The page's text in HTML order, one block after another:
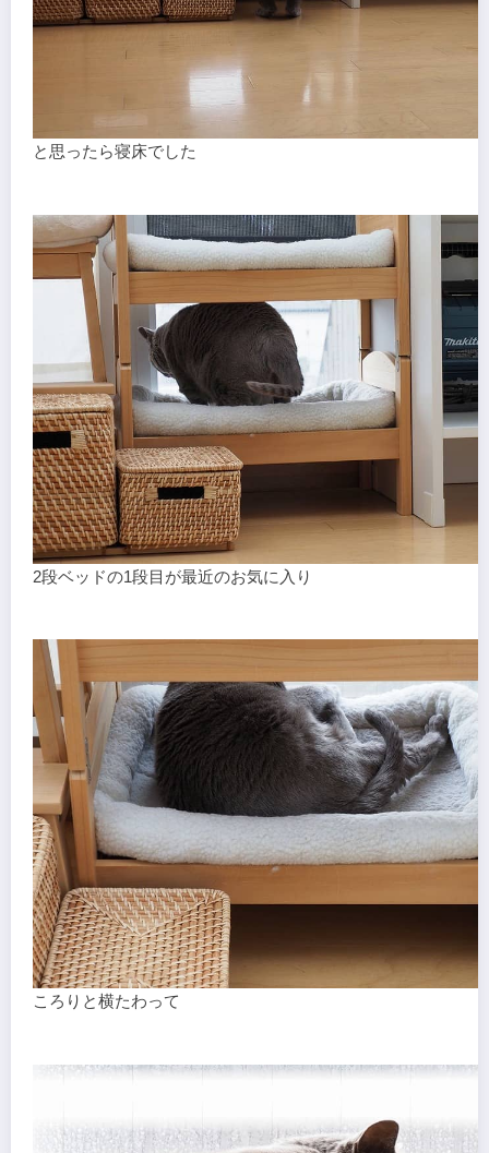
と思ったら寝床でした
2段ベッドの1段目が最近のお気に入り
ころりと横たわって